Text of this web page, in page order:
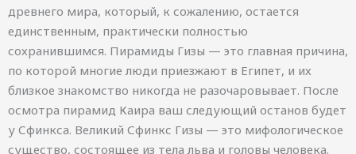
древнего мира, который, к сожалению, остается
единственным, практически полностью
сохранившимся. Пирамиды Гизы — это главная причина,
по которой многие люди приезжают в Египет, и их
близкое знакомство никогда не разочаровывает. После
осмотра пирамид Каира ваш следующий останов будет
у Сфинкса. Великий Сфинкс Гизы — это мифологическое
существо, состоящее из тела льва и головы человека.